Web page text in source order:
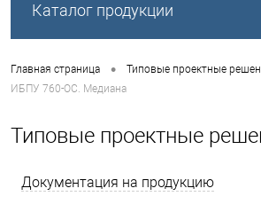
Каталог продукции
Главная страница • Типовые проектные
ИБПУ 760-ОС. Медиана
Типовые проектные
Документация на продукцию